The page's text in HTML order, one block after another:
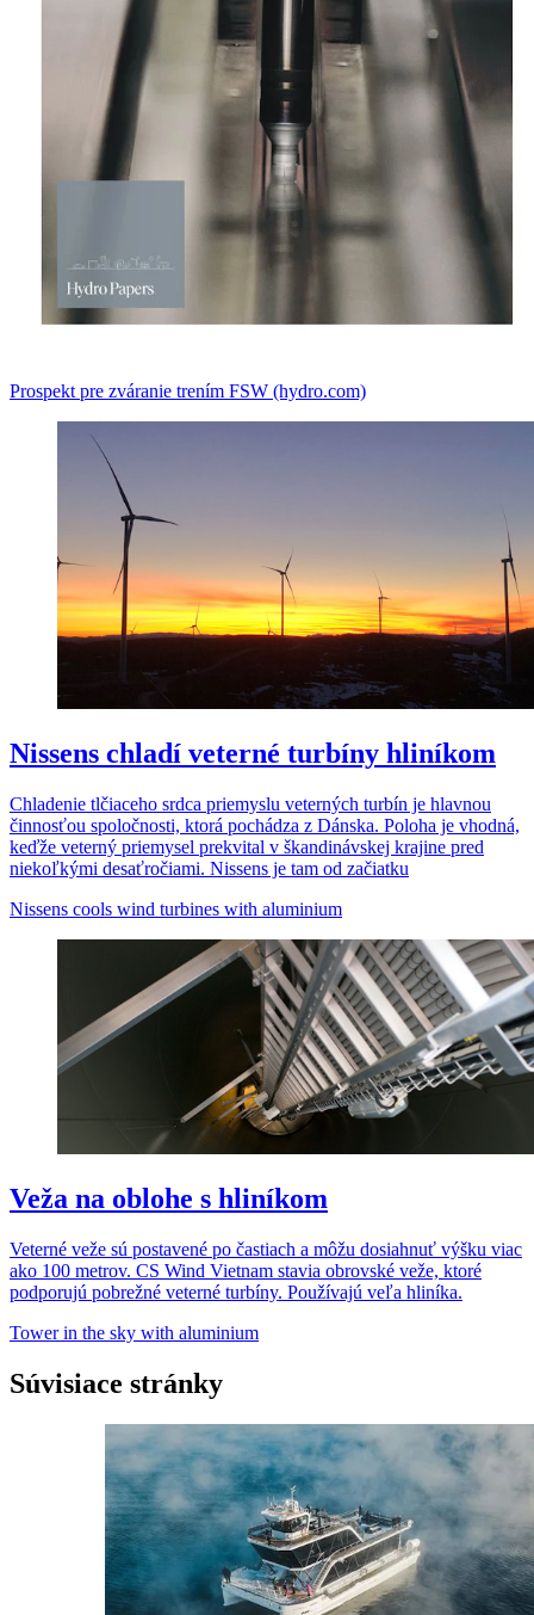
Prospekt pre zváranie trením FSW (hydro.com)
Nissens chladí veterné turbíny hliníkom
Chladenie tlčiaceho srdca priemyslu veterných turbín je hlavnou
činnosťou spoločnosti, ktorá pochádza z Dánska. Poloha je vhodná,
keďže veterný priemysel prekvital v škandinávskej krajine pred
niekoľkými desaťročiami. Nissens je tam od začiatku
Nissens cools wind turbines with aluminium
Veža na oblohe s hliníkom
Veterné veže sú postavené po častiach a môžu dosiahnuť výšku viac
ako 100 metrov. CS Wind Vietnam stavia obrovské veže, ktoré
podporujú pobrežné veterné turbíny. Používajú veľa hliníka.
Tower in the sky with aluminium
Súvisiace stránky